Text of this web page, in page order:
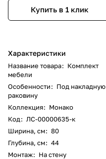
Купить в 1 клик
Характеристики
Название товара: Комплект
мебели
Особенности: Под накладную
раковину
Коллекция: Монако
Код: ЛС-00000635-к
Ширина, см: 80
Глубина, см: 44
Монтаж: На стену